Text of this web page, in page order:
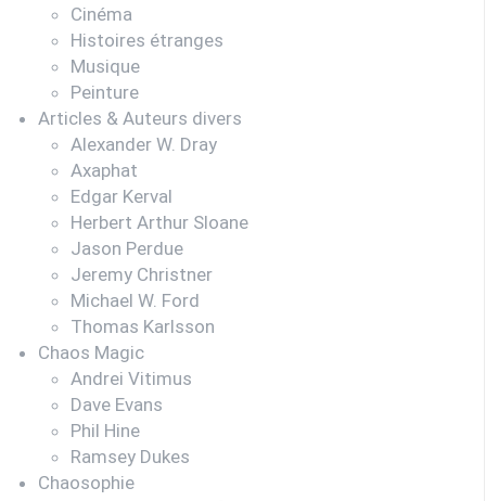
Cinéma
Histoires étranges
Musique
Peinture
Articles & Auteurs divers
Alexander W. Dray
Axaphat
Edgar Kerval
Herbert Arthur Sloane
Jason Perdue
Jeremy Christner
Michael W. Ford
Thomas Karlsson
Chaos Magic
Andrei Vitimus
Dave Evans
Phil Hine
Ramsey Dukes
Chaosophie